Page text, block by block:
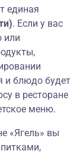
единая
. Если у вас
или
и блюдо будет
в ресторане
меню.
«Ягель» вы